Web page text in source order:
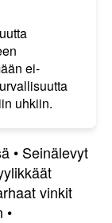
ei-
uhkiin.
• Seinälevyt
vinkit
•